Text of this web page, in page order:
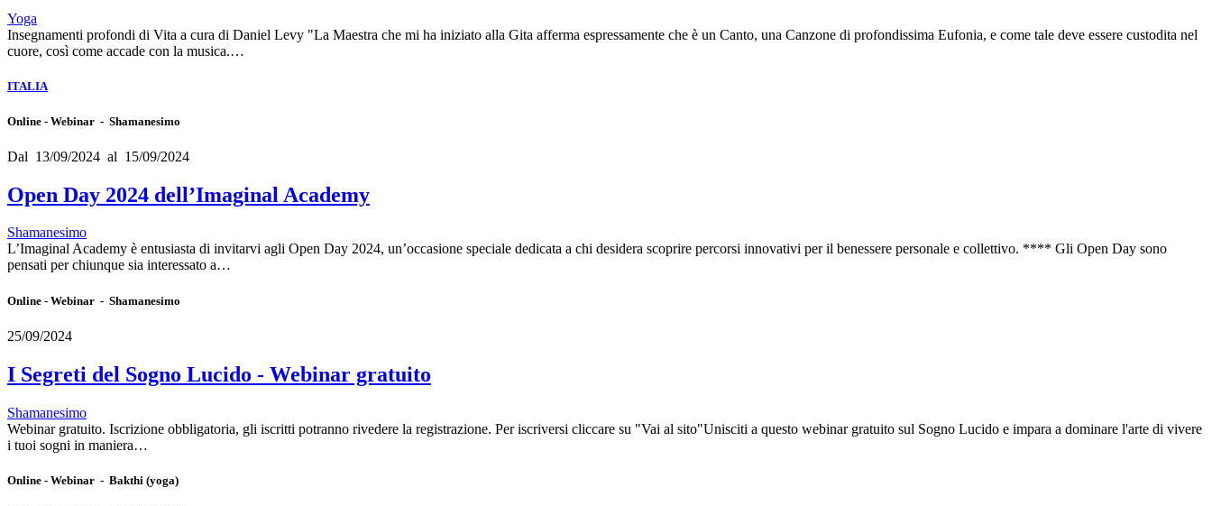
Yoga
Insegnamenti profondi di Vita a cura di Daniel Levy "La Maestra che mi ha iniziato alla Gita afferma espressamente che è un Canto, una Canzone di profondissima Eufonia, e come tale deve essere custodita nel
cuore, così come accade con la musica.…
ITALIA
Online - Webinar - Shamanesimo
Dal 13/09/2024 al 15/09/2024
Open Day 2024 dell’Imaginal Academy
Shamanesimo
L’Imaginal Academy è entusiasta di invitarvi agli Open Day 2024, un’occasione speciale dedicata a chi desidera scoprire percorsi innovativi per il benessere personale e collettivo. **** Gli Open Day sono
pensati per chiunque sia interessato a…
Online - Webinar - Shamanesimo
25/09/2024
I Segreti del Sogno Lucido - Webinar gratuito
Shamanesimo
Webinar gratuito. Iscrizione obbligatoria, gli iscritti potranno rivedere la registrazione. Per iscriversi cliccare su "Vai al sito"Unisciti a questo webinar gratuito sul Sogno Lucido e impara a dominare l'arte di vivere
i tuoi sogni in maniera…
Online - Webinar - Bakthi (yoga)